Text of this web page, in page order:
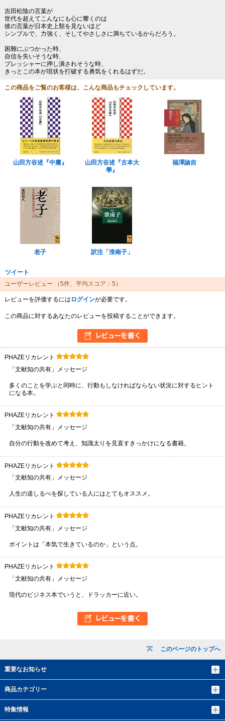
このページのトップへ
重要なお知らせ
商品カテゴリー
特集情報
吉田松陰の言葉が
世代を超えてこんなにも心に響くのは
彼の言葉が日本史上類を見ないほど
シンプルで、力強く、そしてやさしさに満ちているからだろう。
困難にぶつかった時、
自信を失いそうな時、
プレッシャーに押し潰されそうな時、
きっとこの本が現状を打破する勇気をくれるはずだ。
この商品をご覧のお客様は、こんな商品もチェックしています。
山田方谷述『中庸』
山田方谷述『古本大
學』
福澤諭吉
老子 訳注「淮南子」
ツイート
ユーザーレビュー
（5件、平均スコア：5）
レビューを評価するには ログインが必要です。
この商品に対するあなたのレビューを投稿することができます。
PHAZEリカレント
「文献知の共有」メッセージ
多くのことを学ぶと同時に、行動もしなければならない状況に対するヒント
になる本。
PHAZEリカレント
「文献知の共有」メッセージ
自分の行動を改めて考え、知識太りを見直すきっかけになる書籍。
PHAZEリカレント
「文献知の共有」メッセージ
人生の道しるべを探している人にはとてもオススメ。
PHAZEリカレント
「文献知の共有」メッセージ
ポイントは「本気で生きているのか」という点。
PHAZEリカレント
「文献知の共有」メッセージ
現代のビジネス本でいうと、ドラッカーに近い。